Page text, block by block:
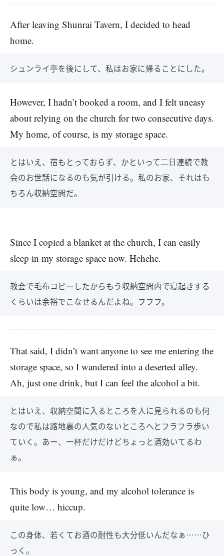
After leaving Shunrai Tavern, I decided to head
home.
シュンライ亭を後にして、私はお家に帰ることにした。
However, I hadn’t booked a room, and I felt uneasy
about relying on the church for two consecutive days.
My home, of course, is my storage space.
とはいえ、宿もとっておらず、かといって二日連続で教
会のお世話になるのも気が引ける。私のお家、それはも
ちろん収納空間だ。
Since I copied a blanket at the church, I can easily
sleep in my storage space now. Hehehe.
教会で毛布コピーしたからもう収納空間内で寝起きする
くらいは余裕でこなせるんだよね。フフフ。
That said, I didn’t want anyone to see me entering the
storage space, so I wandered into a deserted alley.
Ah, just one drink, but I can feel the alcohol a bit.
とはいえ、収納空間に入るところを人に見られるのも何
なので私は路地裏の人気のないところへとフラフラ歩い
ていく。あー、一杯だけだけどちょっと酒効いてるわ
ぁ。
This body is young, and my alcohol tolerance is
quite low… hiccup.
この身体、若くてお酒の耐性も大分低いんだなぁ……ひ
っく。